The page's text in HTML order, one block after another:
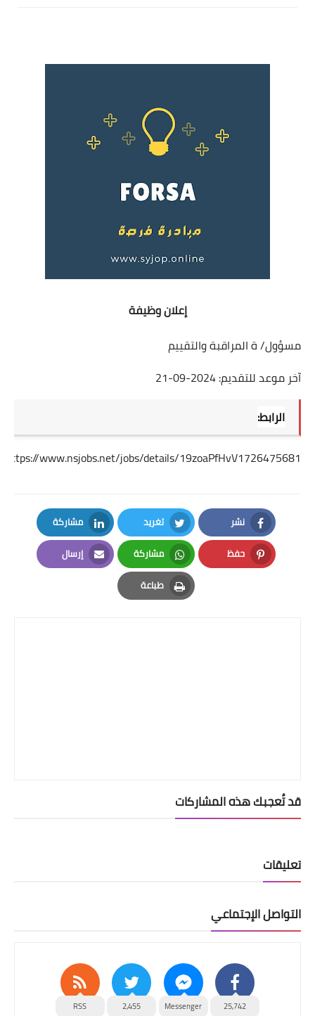
إعلان وظيفة
مسؤول/ ة المراقبة والتقييم
آخر موعد للتقديم: 2024-09-21
الرابط:
https://www.nsjobs.net/jobs/details/19zoaPfHvV1726475681
نشر
Facebook
تغريد
Twitter
مشاركة
LinkedIn
حفظ
Pinterest
مشاركة
Whatsapp
إرسال
Email
طباعة
Print
قد تُعجبك هذه المشاركات
تعليقات
التواصل الإجتماعي
25,742
Messenger
2,455
RSS